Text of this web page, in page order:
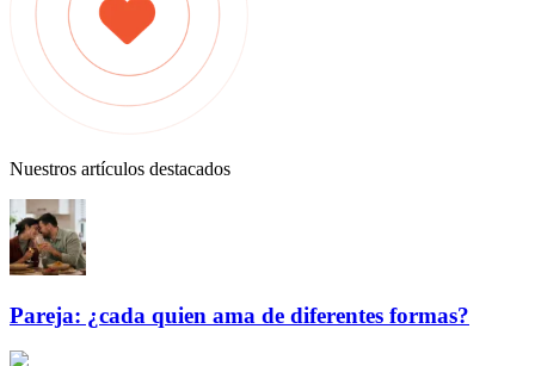
Nuestros artículos destacados
Pareja: ¿cada quien ama de diferentes formas?